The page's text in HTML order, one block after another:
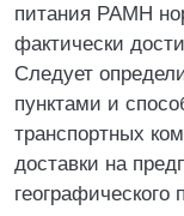
питания РАМН
фактически
Следует
пунктами и
транспортных
доставки на
географического